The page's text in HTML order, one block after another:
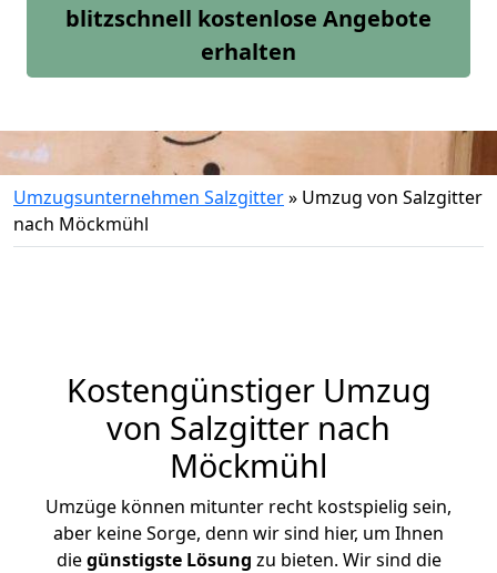
blitzschnell kostenlose Angebote
erhalten
Umzugsunternehmen Salzgitter» Umzug von Salzgitter
nach Möckmühl
Kostengünstiger Umzug
von Salzgitter nach
Möckmühl
Umzüge können mitunter recht kostspielig sein,
aber keine Sorge, denn wir sind hier, um Ihnen
diegünstigste Lösung zu bieten. Wir sind die